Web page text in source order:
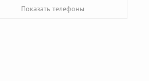
Показать телефоны